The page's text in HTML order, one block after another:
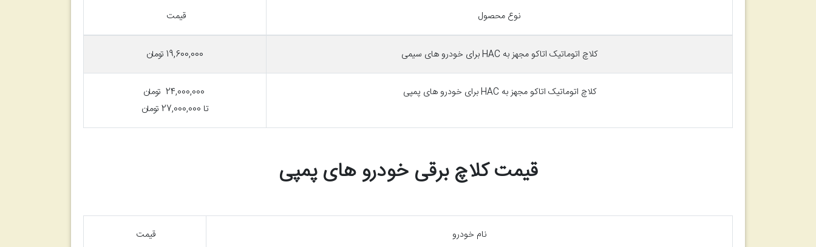
نوع محصول قیمت
کلاچ اتوماتیک اتاکو مجهز به HAC برای خودرو های سیمی 19,600,000 تومان
کلاچ اتوماتیک اتاکو مجهز به HAC برای خودرو های پمپی
تا 27,000,000 تومان
قیمت کلاچ برقی خودرو های پمپی
نام خودرو قیمت